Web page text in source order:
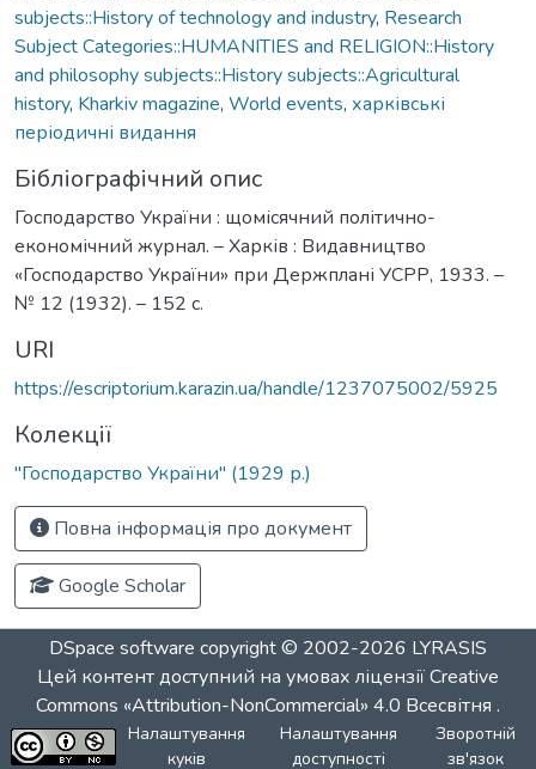
subjects::History of technology and industry, Research
Subject Categories::HUMANITIES and RELIGION::History
and philosophy subjects::History subjects::Agricultural
history, Kharkiv magazine, World events, харківські
періодичні видання
Бібліографічний опис
Господарство України : щомісячний політично-
економічний журнал. – Харків : Видавництво
«Господарство України» при Держплані УСРР, 1933. –
№ 12 (1932). – 152 с.
URI
https://escriptorium.karazin.ua/handle/1237075002/5925
Колекції
"Господарство України" (1929 р.)
Повна інформація про документ
Google Scholar
DSpace software copyright © 2002-2026 LYRASIS
Цей контент доступний на умовах ліцензіїCreative
Commons «Attribution-NonCommercial» 4.0 Всесвітня .
Налаштування
куків
Налаштування
доступності
Зворотній
зв'язок